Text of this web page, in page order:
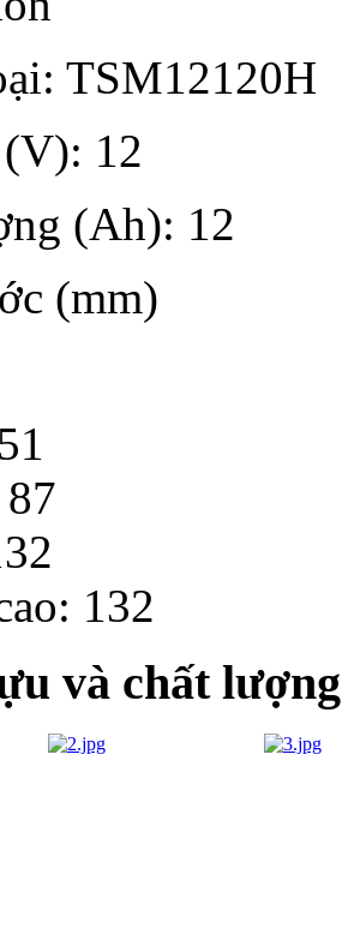
: TSM12120H
: 12
(Ah): 12
(mm)
: 132
và chất lượng